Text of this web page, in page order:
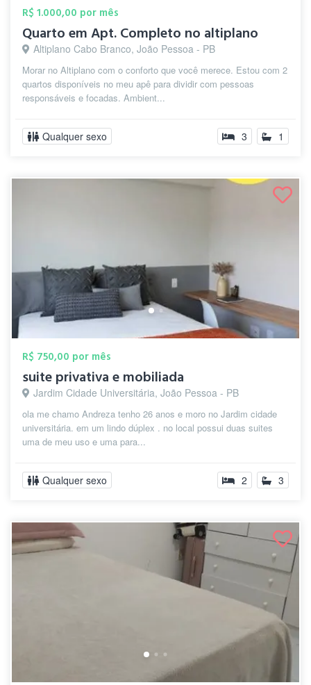
R$ 1.000,00 por mês
Quarto em Apt. Completo no altiplano
Altiplano Cabo Branco, João Pessoa - PB
Morar no Altiplano com o conforto que você merece. Estou com 2
quartos disponíveis no meu apê para dividir com pessoas
responsáveis e focadas. Ambient...
Qualquer sexo 3 1
R$ 750,00 por mês
suite privativa e mobiliada
Jardim Cidade Universitária, João Pessoa - PB
ola me chamo Andreza tenho 26 anos e moro no Jardim cidade
universitária. em um lindo dúplex . no local possui duas suites
uma de meu uso e uma para...
Qualquer sexo 2 3